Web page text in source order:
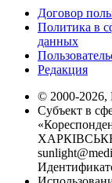
Договор
Политика в
данных
Редакция
© 2000-2026,
Субъект в
ХАРКІВСЬКЕ